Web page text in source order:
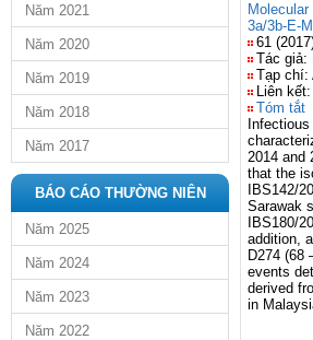
Năm 2021
Năm 2020
Năm 2019
Năm 2018
Năm 2017
BÁO CÁO THƯỜNG NIÊN
Năm 2025
Năm 2024
Năm 2023
Năm 2022
3a/3b-E-
61
Tác giả:
Tạp chí:
Liên kết:
Tóm tắt
2014 and
that the
IBS142/
Sarawak
IBS180/
addition,
D274 (68
events
derived
in